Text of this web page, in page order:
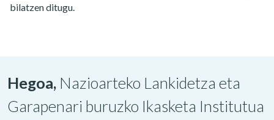
bilatzen ditugu.
Hegoa, Nazioarteko Lankidetza eta
Garapenari buruzko Ikasketa Institutua